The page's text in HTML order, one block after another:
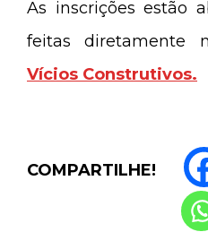
As inscrições estão
feitas diretamente
Vícios Construtivos.
COMPARTILHE!